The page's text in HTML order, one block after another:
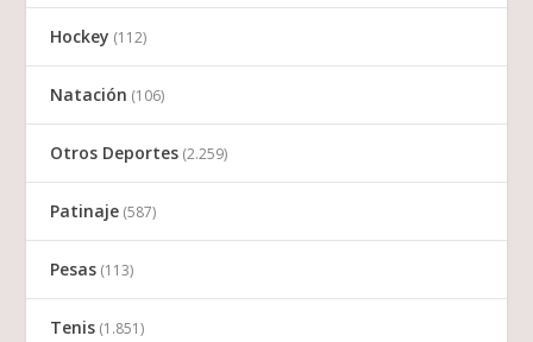
Hockey (112)
Natación (106)
Otros Deportes (2.259)
Patinaje (587)
Pesas (113)
Tenis (1.851)